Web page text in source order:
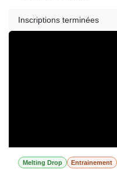
Inscriptions terminées
Melting Drop